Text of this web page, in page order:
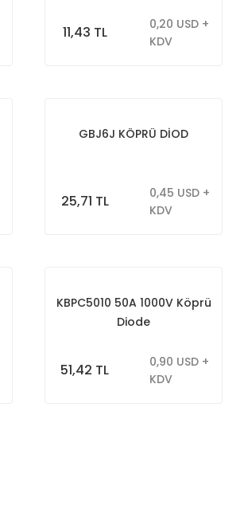
11,43 TL
0,20 USD +
KDV
GBJ6J KÖPRÜ DİOD
25,71 TL
0,45 USD +
KDV
KBPC5010 50A 1000V Köprü
Diode
51,42 TL
0,90 USD +
KDV